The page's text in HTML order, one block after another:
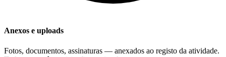
Anexos e uploads
Fotos, documentos, assinaturas — anexados ao registo da atividade.